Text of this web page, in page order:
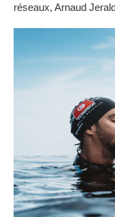
réseaux, Arnaud